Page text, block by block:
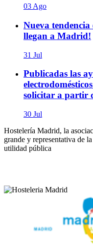
03 Ago
Nueva tendencia
llegan a Madrid!
31 Jul
Publicadas las
solicitar a partir
30 Jul
Hostelería Madrid, la
grande y representativa de
utilidad pública